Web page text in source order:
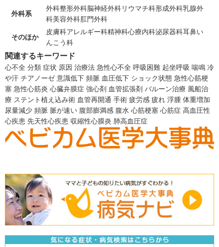
外科系
外科整形外科脳神経外科リウマチ科形成外科乳腺外
科美容外科肛門外科
そのほか
皮膚科アレルギー科精神科心療内科泌尿器科耳鼻い
んこう科
関連するキーワード
心不全 分類 症状 原因 治療法 急性心不全 呼吸困難 起坐呼吸 喘鳴 冷
や汗 チアノーゼ 意識低下 頻脈 血圧低下 ショック状態 急性心筋梗
塞 急性心筋炎 心臓弁膜症 強心剤 血管拡張剤 バルーン治療 風船治
療 ステント植え込み術 血管再開通 手術 疲労感 疲れ 浮腫 体重増加
尿量減少 頻脈 脈が速い 腹部膨満感 腹水 心筋梗塞 心筋症 高血圧性
心疾患 先天性心疾患 収縮性心膜炎 肺高血圧症